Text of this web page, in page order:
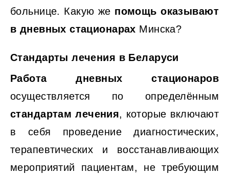
больнице. Какую же помощь оказывают
в дневных стационарах Минска?
Стандарты лечения в Беларуси
Работа дневных стационаров
осуществляется по определённым
стандартам лечения, которые включают
в себя проведение диагностических,
терапевтических и восстанавливающих
мероприятий пациентам, не требующим